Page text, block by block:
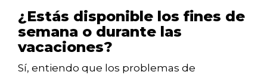
¿Estás disponible los fines de
semana o durante las
vacaciones?
Sí, entiendo que los problemas de